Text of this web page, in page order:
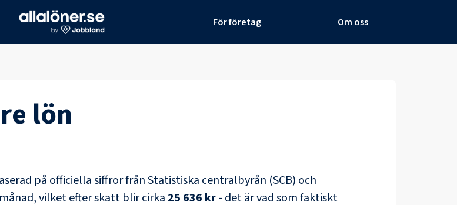
För företag Om oss
lön
på officiella siffror från Statistiska centralbyrån (SCB) och
vilket efter skatt blir cirka 25 636 kr- det är vad som faktiskt